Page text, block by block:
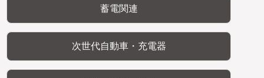
蓄電関連
次世代自動車・充電器